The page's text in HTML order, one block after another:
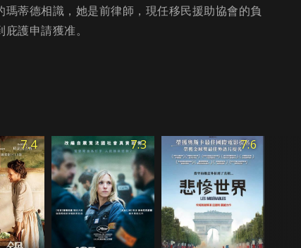
蒂德相識，她是前律師，現任移民援助協會的負
護申請獲准。
7.4 7.3 7.6